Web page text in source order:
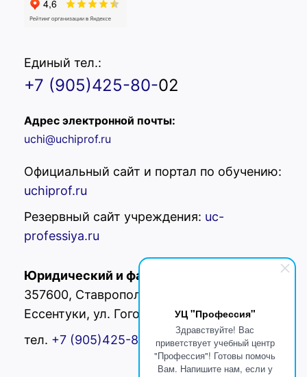
УЦ "Профессия"
Здравствуйте! Вас
приветствует учебный центр
"Профессия"! Готовы помочь
Вам. Напишите нам, если у
Единый тел.:
+7 (905)425-80-02
Адрес электронной почты:
uchi@uchiprof.ru
Официальный сайт и портал по обучению:
uchiprof.ru
Резервный сайт учреждения: uc-
professiya.ru
Юридический и фактический адрес:
357600, Ставропольский край, г.
Ессентуки, ул. Гоголя 42
тел. +7 (905)425-80- 02